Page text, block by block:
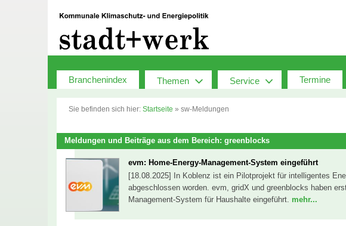
Branchenindex Themen Service Termine
Sie befinden sich hier: Startseite » sw-Meldungen
Meldungen und Beiträge aus dem Bereich: greenblocks
evm: Home-Energy-Management-System eingeführt
[18.08.2025] In Koblenz ist ein Pilotprojekt für intelligentes
abgeschlossen worden. evm, gridX und greenblocks haben
Management-System für Haushalte eingeführt. mehr...